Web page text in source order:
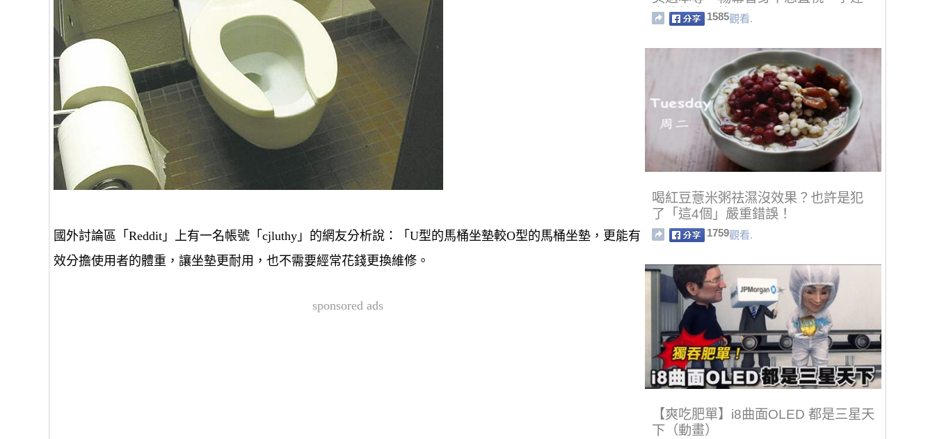
國外討論區「Reddit」上有一名帳號「cjluthy」的網友分析說：「 U型的馬桶坐墊較O型的馬桶坐墊，更能有
效分擔使用者的體重，讓坐墊更耐用，也不需要經常花錢更換維修。
sponsored ads
杰的替身最慘···
1585觀看.
喝紅豆薏米粥祛濕沒效果？也許是犯
了「這4個」嚴重錯誤！
1759觀看.
【爽吃肥單】i8曲面OLED 都是三星天
下（動畫）